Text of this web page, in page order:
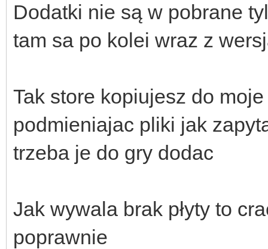
Dodatki nie są w pobrane
tam sa po kolei wraz z
Tak store kopiujesz do
podmieniajac pliki jak
trzeba je do gry dodac
Jak wywala brak płyty to
poprawnie